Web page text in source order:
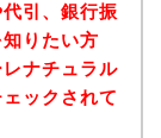
引、銀行振
りたい方
ナチュラル
ックされて